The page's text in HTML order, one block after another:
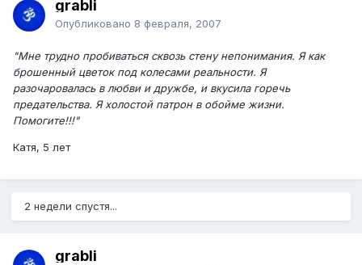
grabli
Опубликовано 8 февраля, 2007
"Мне трудно пробиваться сквозь стену непонимания. Я как
брошенный цветок под колесами реальности. Я
разочаровалась в любви и дружбе, и вкусила горечь
предательства. Я холостой патрон в обойме жизни.
Помогите!!!"
Катя, 5 лет
2 недели спустя...
grabli